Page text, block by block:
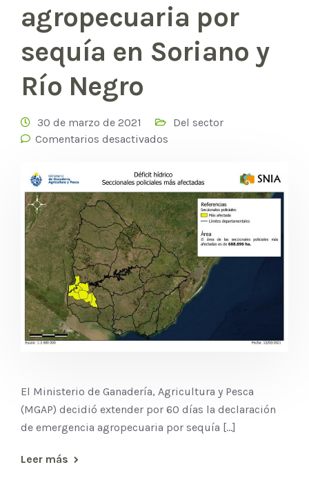
agropecuaria por
sequía en Soriano y
Río Negro
30 de marzo de 2021
Del sector
Comentarios desactivados
El Ministerio de Ganadería, Agricultura y Pesca
(MGAP) decidió extender por 60 días la declaración
de emergencia agropecuaria por sequía [...]
Leer más